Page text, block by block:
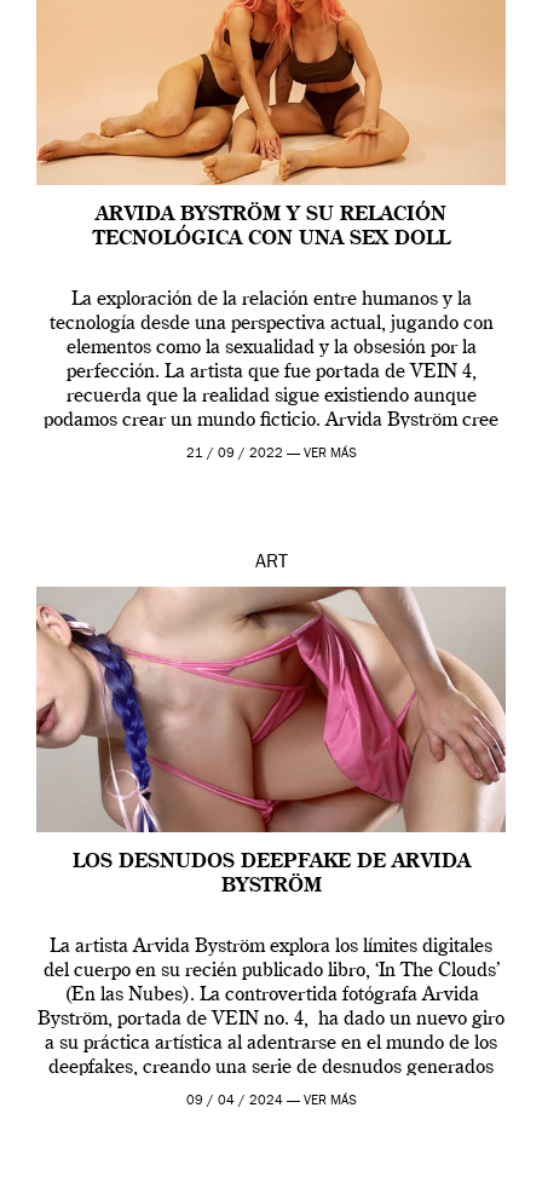
ARVIDA BYSTRÖM Y SU RELACIÓN
TECNOLÓGICA CON UNA SEX DOLL
La exploración de la relación entre humanos y la
tecnología desde una perspectiva actual, jugando con
elementos como la sexualidad y la obsesión por la
perfección. La artista que fue portada de VEIN 4,
recuerda que la realidad sigue existiendo aunque
podamos crear un mundo ficticio. Arvida Byström cree
que los humanos tienen un complejo […]
21 / 09 / 2022 — VER MÁS
ART
LOS DESNUDOS DEEPFAKE DE ARVIDA
BYSTRÖM
La artista Arvida Byström explora los límites digitales
del cuerpo en su recién publicado libro, ‘In The Clouds’
(En las Nubes). La controvertida fotógrafa Arvida
Byström, portada de VEIN no. 4, ha dado un nuevo giro
a su práctica artística al adentrarse en el mundo de los
deepfakes, creando una serie de desnudos generados
por […]
09 / 04 / 2024 — VER MÁS